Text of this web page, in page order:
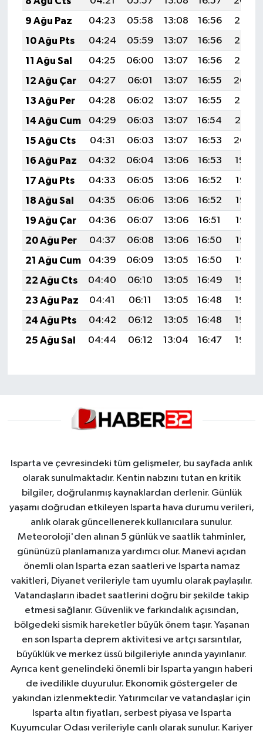
9 Ağu Paz
04:23 05:58 13:08 16:56
20:07
10 Ağu Pts
04:24 05:59 13:07 16:56
20:06
11 Ağu Sal
04:25 06:00 13:07 16:56
20:05
12 Ağu Çar
04:27 06:01 13:07 16:55
20:04
13 Ağu Per
04:28 06:02 13:07 16:55
20:02
14 Ağu Cum
04:29 06:03 13:07 16:54
20:01
15 Ağu Cts
04:31 06:03 13:07 16:53
20:00
16 Ağu Paz
04:32 06:04 13:06 16:53
19:59
17 Ağu Pts
04:33 06:05 13:06 16:52
19:57
18 Ağu Sal
04:35 06:06 13:06 16:52
19:56
19 Ağu Çar
04:36 06:07 13:06 16:51
19:55
20 Ağu Per
04:37 06:08 13:06 16:50
19:53
21 Ağu Cum
04:39 06:09 13:05 16:50
19:52
22 Ağu Cts
04:40 06:10 13:05 16:49
19:50
23 Ağu Paz
04:41 06:11 13:05 16:48
19:49
24 Ağu Pts
04:42 06:12 13:05 16:48
19:48
25 Ağu Sal
04:44 06:12 13:04 16:47 19:46
Isparta ve çevresindeki tüm gelişmeler, bu sayfada anlık
olarak sunulmaktadır. Kentin nabzını tutan en kritik
bilgiler, doğrulanmış kaynaklardan derlenir. Günlük
yaşamı doğrudan etkileyen Isparta hava durumu verileri,
anlık olarak güncellenerek kullanıcılara sunulur.
Meteoroloji'den alınan 5 günlük ve saatlik tahminler,
gününüzü planlamanıza yardımcı olur. Manevi açıdan
önemli olan Isparta ezan saatleri ve Isparta namaz
vakitleri, Diyanet verileriyle tam uyumlu olarak paylaşılır.
Vatandaşların ibadet saatlerini doğru bir şekilde takip
etmesi sağlanır. Güvenlik ve farkındalık açısından,
bölgedeki sismik hareketler büyük önem taşır. Yaşanan
en son Isparta deprem aktivitesi ve artçı sarsıntılar,
büyüklük ve merkez üssü bilgileriyle anında yayınlanır.
Ayrıca kent genelindeki önemli bir Isparta yangın haberi
de ivedilikle duyurulur. Ekonomik göstergeler de
yakından izlenmektedir. Yatırımcılar ve vatandaşlar için
Isparta altın fiyatları, serbest piyasa ve Isparta
Kuyumcular Odası verileriyle canlı olarak sunulur. Kariyer